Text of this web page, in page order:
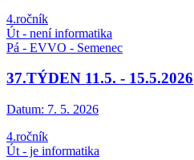
4.ročník
Út - není informatika
Pá - EVVO - Semenec
37.TÝDEN 11.5. - 15.5.2026
Datum: 7. 5. 2026
4.ročník
Út - je informatika